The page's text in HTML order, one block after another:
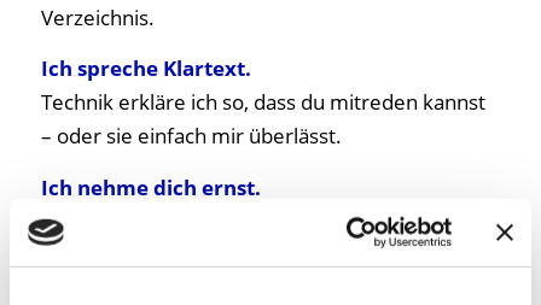
Verzeichnis.
Ich spreche Klartext.
Technik erkläre ich so, dass du mitreden kannst
– oder sie einfach mir überlässt.
Ich nehme dich ernst.
Egal ob du gerade gründest oder schon 20 Jahre
im Geschäft bist – du bekommst von mir keine